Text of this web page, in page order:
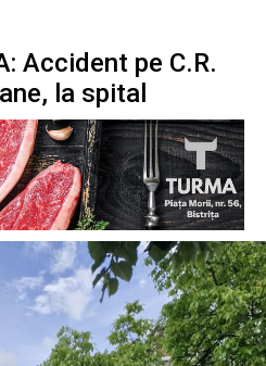
Accident pe C.R.
la spital